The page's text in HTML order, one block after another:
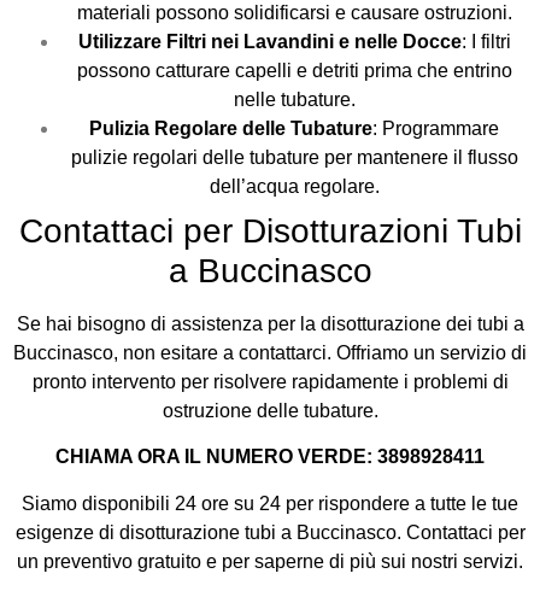
materiali possono solidificarsi e causare ostruzioni.
Utilizzare Filtri nei Lavandini e nelle Docce: I filtri
possono catturare capelli e detriti prima che entrino
nelle tubature.
Pulizia Regolare delle Tubature: Programmare
pulizie regolari delle tubature per mantenere il flusso
dell’acqua regolare.
Contattaci per Disotturazioni Tubi
a Buccinasco
Se hai bisogno di assistenza per la disotturazione dei tubi a
Buccinasco, non esitare a contattarci. Offriamo un servizio di
pronto intervento per risolvere rapidamente i problemi di
ostruzione delle tubature.
CHIAMA ORA IL NUMERO VERDE: 3898928411
Siamo disponibili 24 ore su 24 per rispondere a tutte le tue
esigenze di disotturazione tubi a Buccinasco. Contattaci per
un preventivo gratuito e per saperne di più sui nostri servizi.